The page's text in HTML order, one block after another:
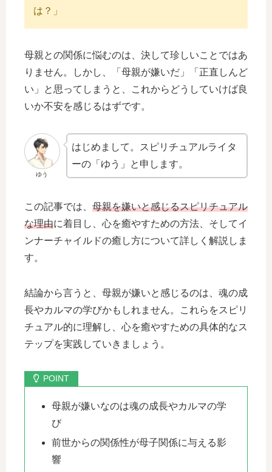
は？」
母親との関係に悩むのは、決して珍しいことではあ
りません。しかし、「母親が嫌いだ」「正直しんど
い」と思ってしまうと、これからどうしていけば良
いか不安を感じるはずです。
ゆう
はじめまして。スピリチュアルライタ
ーの「ゆう」と申します。
この記事では、 母親を嫌いと感じるスピリチュアル
な理由に着目し、心を癒やすための方法、そしてイ
ンナーチャイルドの癒し方について詳しく解説しま
す。
結論から言うと、母親が嫌いと感じるのは、魂の成
長やカルマの学びかもしれません。これらをスピリ
チュアル的に理解し、心を癒やすための具体的なス
テップを実践していきましょう。
母親が嫌いなのは魂の成長やカルマの学
び
前世からの関係性が母子関係に与える影
響